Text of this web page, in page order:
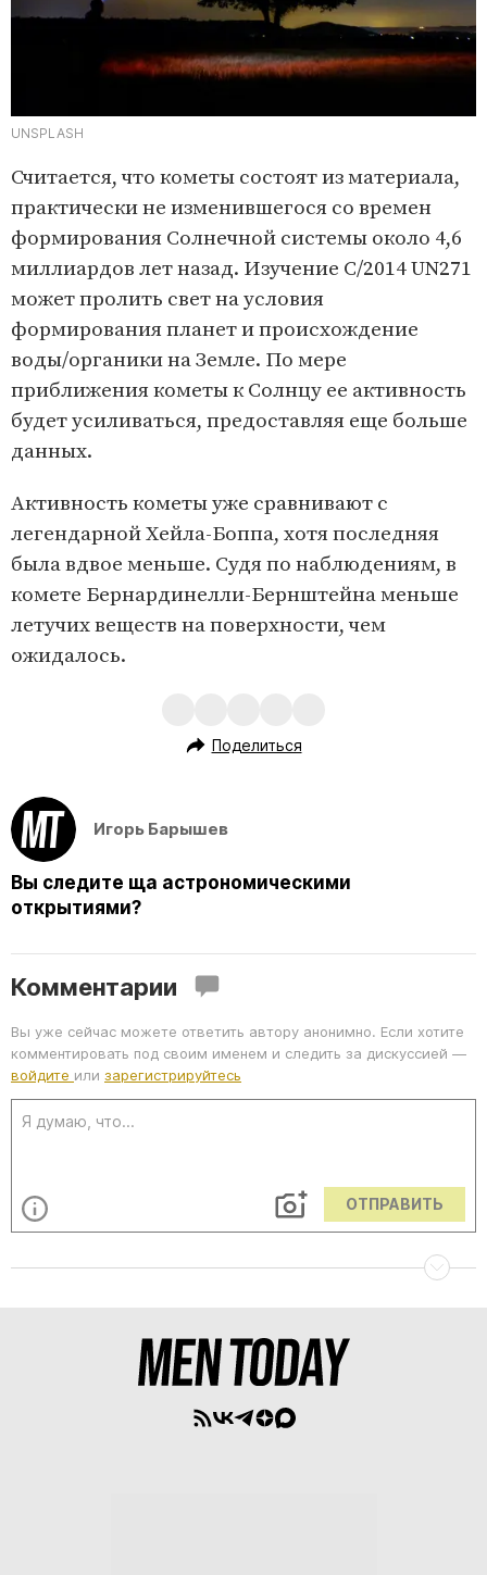
UNSPLASH
Считается, что кометы состоят из материала,
практически не изменившегося со времен
формирования Солнечной системы около 4,6
миллиардов лет назад. Изучение C/2014 UN271
может пролить свет на условия
формирования планет и происхождение
воды/органики на Земле. По мере
приближения кометы к Солнцу ее активность
будет усиливаться, предоставляя еще больше
данных.
Активность кометы уже сравнивают с
легендарной Хейла-Боппа, хотя последняя
была вдвое меньше. Судя по наблюдениям, в
комете Бернардинелли-Бернштейна меньше
летучих веществ на поверхности, чем
ожидалось.
Поделиться
Игорь Барышев
Вы следите ща астрономическими
открытиями?
Комментарии
Вы уже сейчас можете ответить автору анонимно. Если хотите
комментировать под своим именем и следить за дискуссией —
войдите или зарегистрируйтесь
ОТПРАВИТЬ